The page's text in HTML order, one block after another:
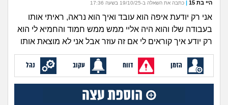
מה קורה כאן?
מתחם הטיפים
מדורים
היי בת 15 | כתבה את השאלה ב-19/10/25 בשעה 17:36
אני רק יודעת איפה הוא עובד ואיך הוא נראה, ראיתי אותו
בעבודה שלו והוא היה אליי ממש ממש חמוד והחמיא לי הוא
רק יודע איך קוראים לי אם זה עוזר אבל אני לא מוצאת אותו
הזמן דווח עקוב נהל